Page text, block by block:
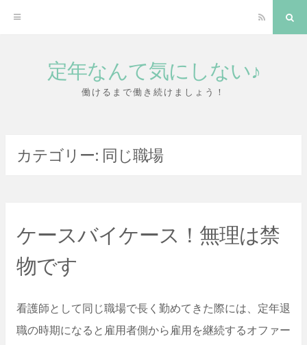
RSS
定年なんて気にしない♪
働けるまで働き続けましょう！
カテゴリー: 同じ職場
ケースバイケース！無理は禁
物です
看護師として同じ職場で長く勤めてきた際には、定年退
職の時期になると雇用者側から雇用を継続するオファー